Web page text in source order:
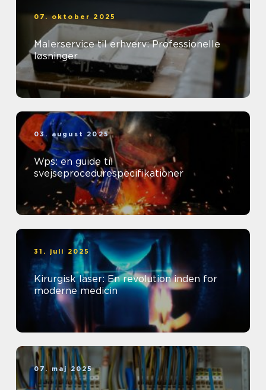
07. oktober 2025
Malerservice til erhverv: Professionelle
løsninger
03. august 2025
Wps: en guide til
svejseprocedurespecifikationer
31. juli 2025
Kirurgisk laser: En revolution inden for
moderne medicin
07. maj 2025